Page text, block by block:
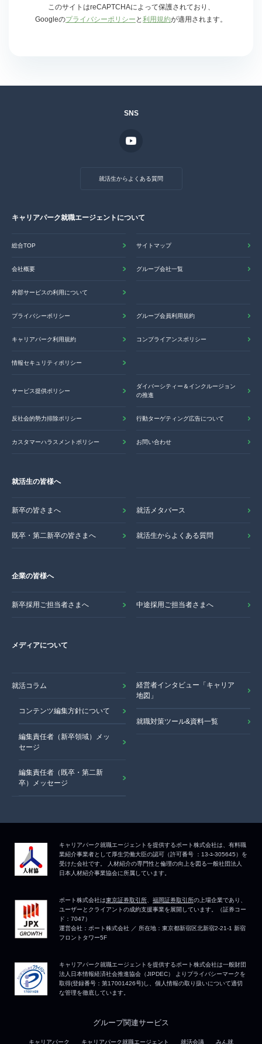
このサイトはreCAPTCHAによって保護されており、
Googleのプライバシーポリシー と 利用規約が適用されます。
SNS
就活生からよくある質問
キャリアパーク就職エージェントについて
総合TOP サイトマップ
会社概要 グループ会社一覧
外部サービスの利用について
プライバシーポリシー グループ会員利用規約
キャリアパーク利用規約 コンプライアンスポリシー
情報セキュリティポリシー
サービス提供ポリシー
ダイバーシティー＆インクルージョン
の推進
反社会的勢力排除ポリシー 行動ターゲティング広告について
カスタマーハラスメントポリシー お問い合わせ
就活生の皆様へ
新卒の皆さまへ 就活メタバース
既卒・第二新卒の皆さまへ 就活生からよくある質問
企業の皆様へ
新卒採用ご担当者さまへ 中途採用ご担当者さまへ
メディアについて
就活コラム
コンテンツ編集方針について
編集責任者（新卒領域）メッ
セージ
編集責任者（既卒・第二新
卒）メッセージ
経営者インタビュー「キャリア
地図」
就職対策ツール&資料一覧